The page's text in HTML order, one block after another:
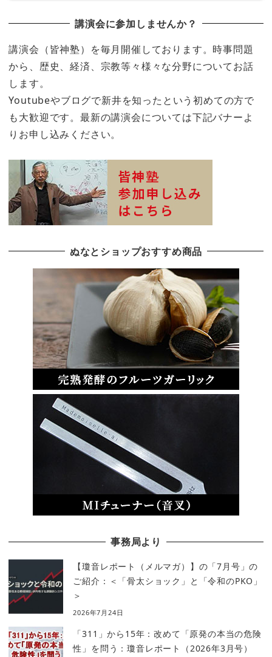
講演会に参加しませんか？
講演会（皆神塾）を毎月開催しております。時事問題
から、歴史、経済、宗教等々様々な分野についてお話
します。
Youtubeやブログで新井を知ったという初めての方で
も大歓迎です。最新の講演会については下記バナーよ
りお申し込みください。
ぬなとショップおすすめ商品
事務局より
【瓊音レポート（メルマガ）】の「7月号」の
ご紹介：＜「骨太ショック」と「令和のPKO」
＞
2026年7月24日
「311」から15年：改めて「原発の本当の危険
性」を問う：瓊音レポート（2026年3月号）